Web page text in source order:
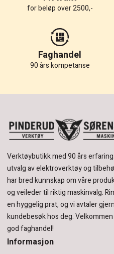
for beløp over 2500,-
Faghandel
90 års kompetanse
Verktøybutikk med 90 års erfaring.
utvalg av elektroverktøy og
har bred kunnskap om våre
og veileder til riktig maskinvalg.
en hyggelig prat, og vi avtaler
kundebesøk hos deg.
god faghandel!
Informasjon